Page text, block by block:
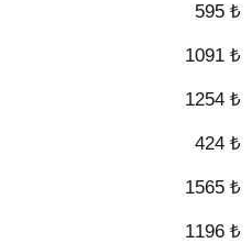
595 ₺
1091 ₺
1254 ₺
424 ₺
1565 ₺
1196 ₺